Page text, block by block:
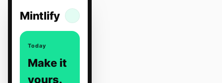
Mintlify
Today
Make it
yours.